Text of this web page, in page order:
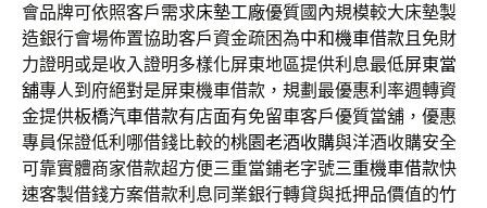
會品牌可依照客戶需求床墊工廠優質國內規模較大床墊製
造銀行會場佈置協助客戶資金疏困為中和機車借款且免財
力證明或是收入證明多樣化屏東地區提供利息最低屏東當
舖專人到府絕對是屏東機車借款，規劃最優惠利率週轉資
金提供板橋汽車借款有店面有免留車客戶優質當舖，優惠
專員保證低利哪借錢比較的桃園老酒收購與洋酒收購安全
可靠實體商家借款超方便三重當鋪老字號三重機車借款快
速客製借錢方案借款利息同業銀行轉貸與抵押品價值的竹